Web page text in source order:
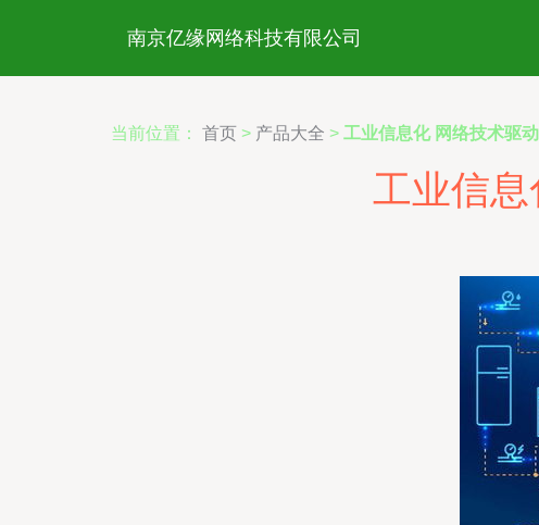
南京亿缘网络科技有限公司
当前位置： 首页 > 产品大全 > 工业信息化 网络技术驱
工业信